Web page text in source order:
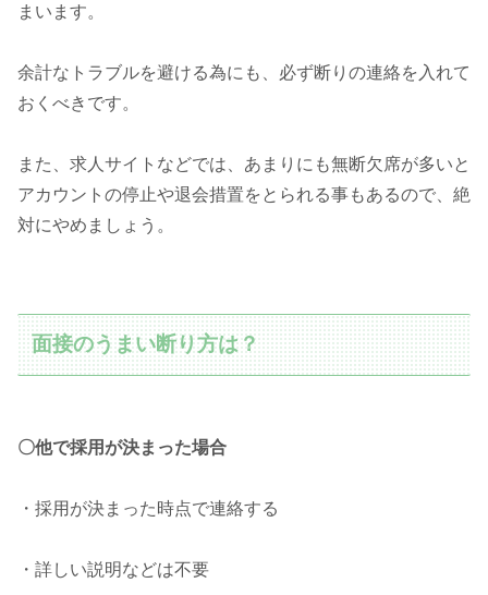
まいます。
余計なトラブルを避ける為にも、必ず断りの連絡を入れて
おくべきです。
また、求人サイトなどでは、あまりにも無断欠席が多いと
アカウントの停止や退会措置をとられる事もあるので、絶
対にやめましょう。
面接のうまい断り方は？
〇他で採用が決まった場合
・採用が決まった時点で連絡する
・詳しい説明などは不要